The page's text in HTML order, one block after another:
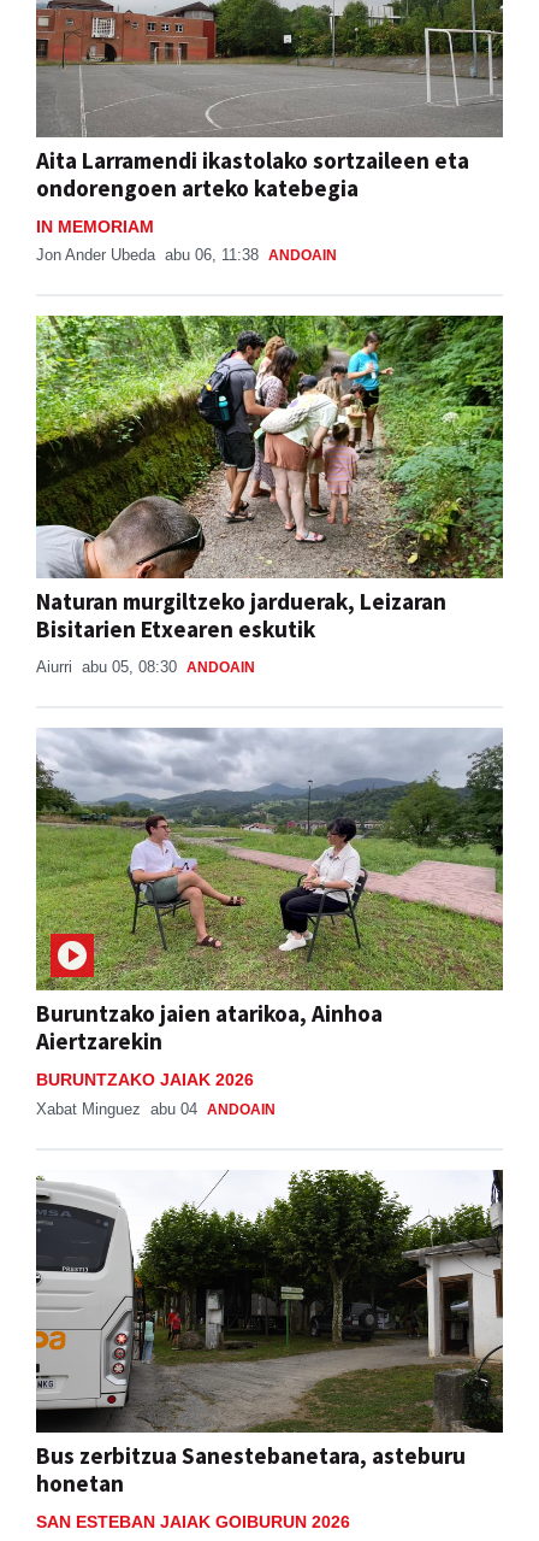
Aita Larramendi ikastolako sortzaileen eta
ondorengoen arteko katebegia
IN MEMORIAM
Jon Ander Ubeda abu 06, 11:38 ANDOAIN
Naturan murgiltzeko jarduerak, Leizaran
Bisitarien Etxearen eskutik
Aiurri abu 05, 08:30 ANDOAIN
Buruntzako jaien atarikoa, Ainhoa
Aiertzarekin
BURUNTZAKO JAIAK 2026
Xabat Minguez abu 04 ANDOAIN
Bus zerbitzua Sanestebanetara, asteburu
honetan
SAN ESTEBAN JAIAK GOIBURUN 2026